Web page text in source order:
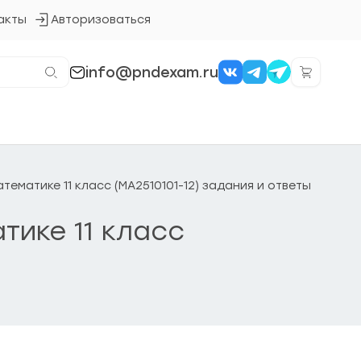
Авторизоваться
Кнопка
info@pndexam.ru
11 класс (МА2510101-12) задания и ответы
11 класс